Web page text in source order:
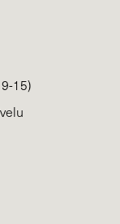
15)